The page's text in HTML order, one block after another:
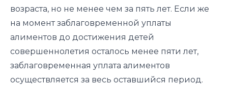
возраста, но не менее чем за пять лет. Если же
на момент заблаговременной уплаты
алиментов до достижения детей
совершеннолетия осталось менее пяти лет,
заблаговременная уплата алиментов
осуществляется за весь оставшийся период.